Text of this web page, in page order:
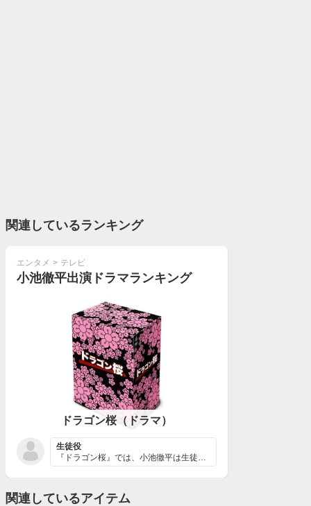
関連しているランキング
エンタメ > テレビ
小池徹平出演ドラマランキング
ドラゴン桜（ドラマ）
生徒役
『ドラゴン桜』では、小池徹平は生徒役で出演しています。...
関連しているアイテム